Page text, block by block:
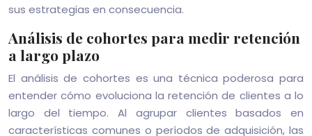
sus estrategias en consecuencia.
Análisis de cohortes para medir retención
a largo plazo
El análisis de cohortes es una técnica poderosa para
entender cómo evoluciona la retención de clientes a lo
largo del tiempo. Al agrupar clientes basados en
características comunes o períodos de adquisición, las